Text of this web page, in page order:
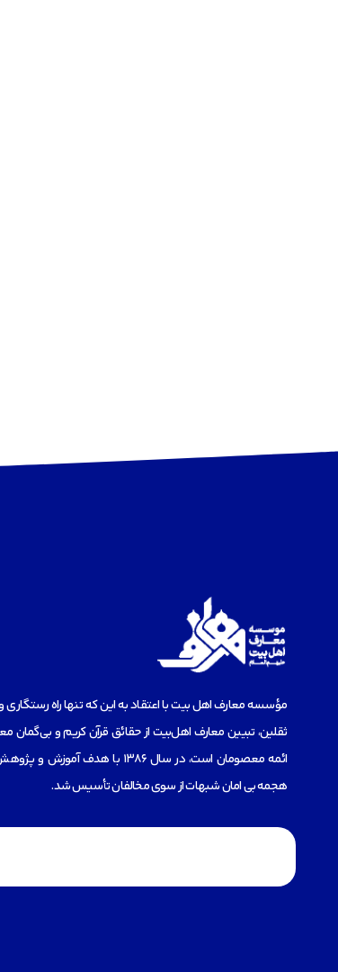
مؤسسه‌ معارف اهل بیت با اعتقاد به این که تنها راه
ثقلین، تبیین معارف اهل‌بیت از حقائق قرآن کریم و بی‌گمان
ائمه معصومان است، در سال 1386 با
هجمه بی امان شبهات از سوی مخالفان تأسیس شد.